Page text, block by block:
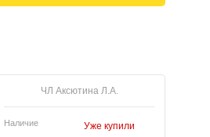
ЧЛ Аксютина Л.А.
Наличие Уже купили